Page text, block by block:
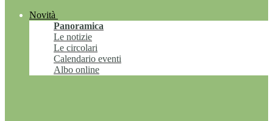
Novità
Panoramica
Le notizie
Le circolari
Calendario eventi
Albo online